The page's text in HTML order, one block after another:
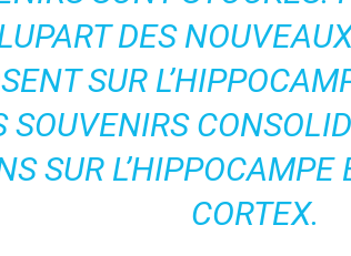
DES
SUR
SOUVENIRS
SUR L’HIPPOCAMPE
CORTEX.